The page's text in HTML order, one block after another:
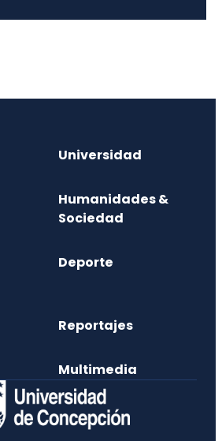
Universidad
Humanidades &
Sociedad
Deporte
Reportajes
Multimedia